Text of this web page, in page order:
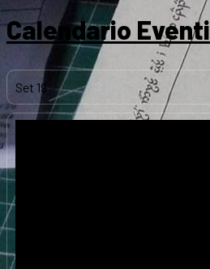
Calendario Eventi
Set 19